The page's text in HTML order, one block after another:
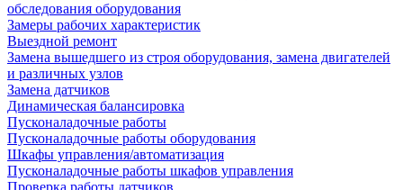
обследования оборудования
Замеры рабочих характеристик
Выездной ремонт
Замена вышедшего из строя оборудования, замена двигателей
и различных узлов
Замена датчиков
Динамическая балансировка
Пусконаладочные работы
Пусконаладочные работы оборудования
Шкафы управления/автоматизация
Пусконаладочные работы шкафов управления
Проверка работы датчиков